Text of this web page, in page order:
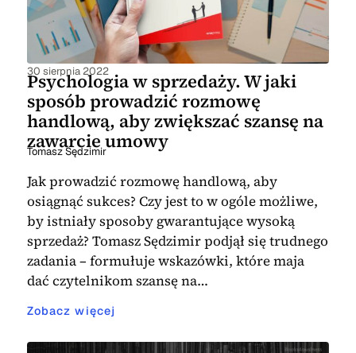
30 sierpnia 2022
Psychologia w sprzedaży. W jaki
sposób prowadzić rozmowę
handlową, aby zwiększać szansę na
zawarcie umowy
Tomasz Sędzimir
Jak prowadzić rozmowę handlową, aby
osiągnąć sukces? Czy jest to w ogóle możliwe,
by istniały sposoby gwarantujące wysoką
sprzedaż? Tomasz Sędzimir podjął się trudnego
zadania – formułuje wskazówki, które maja
dać czytelnikom szansę na…
Zobacz więcej